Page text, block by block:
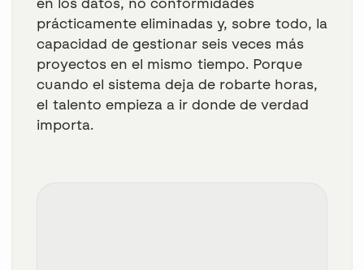
en los datos, no conformidades
prácticamente eliminadas y, sobre todo, la
capacidad de gestionar seis veces más
proyectos en el mismo tiempo. Porque
cuando el sistema deja de robarte horas,
el talento empieza a ir donde de verdad
importa.